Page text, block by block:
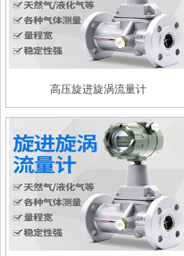
高压旋进旋涡流量计